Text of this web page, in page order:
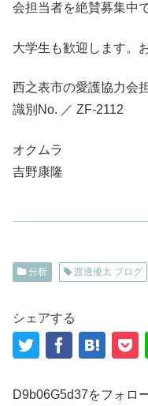
会担当者を絶賛募集中で
大学生も歓迎します。
西之表市の愛護協力会
識別No. ／ ZF-2112
オクムラ
吉野康隆
分析 渡邊優太 ブログ
シェアする
D9b06G5d37をフォロ